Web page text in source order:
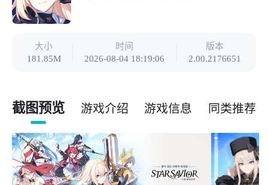
大小
181.85M
时间
2026-08-04 18:19:06
版本
2.00.2176651
截图预览 游戏介绍 游戏信息 同类推荐